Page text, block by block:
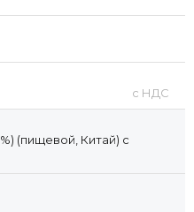
с НДС
(пищевой, Китай) с